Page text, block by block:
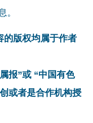
。
的版权均属于作者
报”或 “中国有色
或者是合作机构授